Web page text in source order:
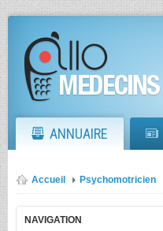
ANNUAIRE
Accueil Psychomotricien
NAVIGATION